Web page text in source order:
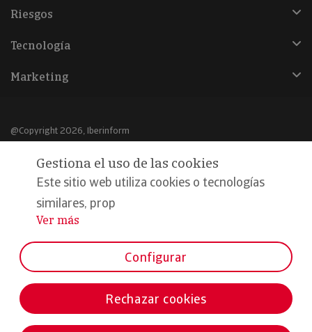
Riesgos
Tecnología
Marketing
@Copyright 2026, Iberinform
Aviso legal
Política de cookies
Declaración de privacidad
Formamos parte de:
Gestiona el uso de las cookies
Este sitio web utiliza cookies o tecnologías
similares, prop
...
Ver más
Configurar
Rechazar cookies